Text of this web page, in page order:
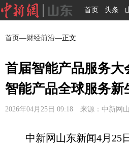
首页 头条
首页—财经前沿—正文
首届智能产品服务大
智能产品全球服务新
2026年04月25日 09:18 来源：中新网
中新网山东新闻4月25